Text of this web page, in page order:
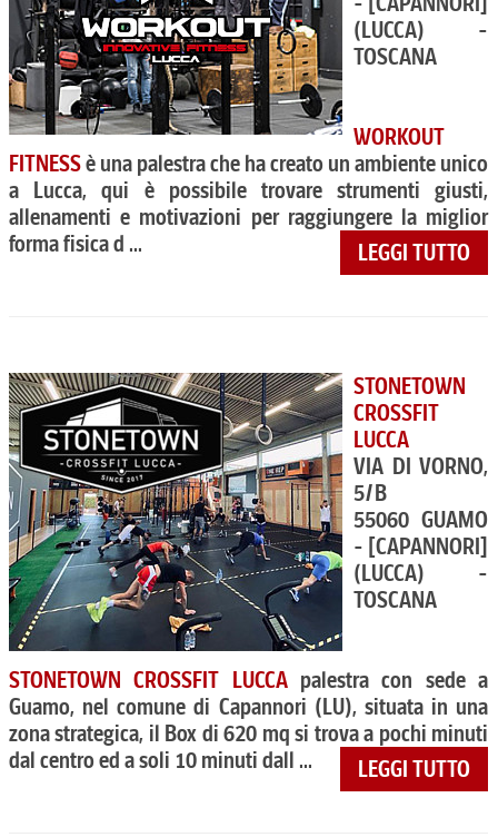
(LUCCA) -
TOSCANA
WORKOUT
FITNESSè una palestra che ha creato un ambiente unico
a Lucca, qui è possibile trovare strumenti giusti,
allenamenti e motivazioni per raggiungere la miglior
forma fisica d ...
LEGGI TUTTO
STONETOWN
CROSSFIT
LUCCA
VIA DI VORNO,
5/B
55060 GUAMO
- [CAPANNORI]
(LUCCA) -
TOSCANA
STONETOWN CROSSFIT LUCCApalestra con sede a
Guamo, nel comune di Capannori (LU), situata in una
zona strategica, il Box di 620 mq si trova a pochi minuti
dal centro ed a soli 10 minuti dall ...
LEGGI TUTTO